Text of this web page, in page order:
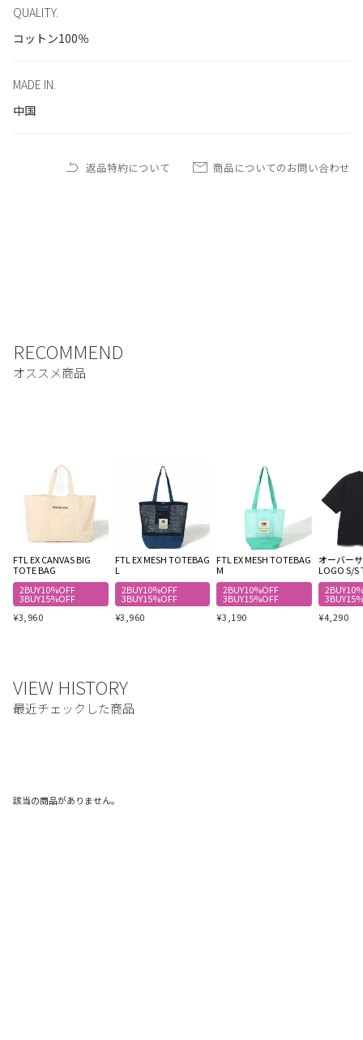
QUALITY.
コットン100％
MADE IN.
中国
返品特約について 商品についてのお問い合わせ
FTL EX CANVAS BIG
TOTE BAG
2BUY10%OFF
3BUY15%OFF
¥3,960
FTL EX MESH TOTEBAG
L
2BUY10%OFF
3BUY15%OFF
¥3,960
FTL EX MESH TOTEBAG
M
2BUY10%OFF
3BUY15%OFF
¥3,190
オーバー
LOGO S/S
¥4,290
該当の商品がありません。